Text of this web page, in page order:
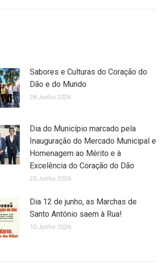
Sabores e Culturas do Coração do
Dão e do Mundo
28 Junho 2026
Dia do Município marcado pela
Inauguração do Mercado Municipal e
Homenagem ao Mérito e à
Excelência do Coração do Dão
25 Junho 2026
Dia 12 de junho, as Marchas de
Santo António saem à Rua!
10 Junho 2026